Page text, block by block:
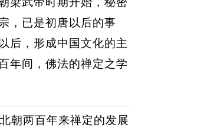
，已是初唐以后的事
后，形成中国文化的主
年间，佛法的禅定之学
朝两百年来禅定的发展